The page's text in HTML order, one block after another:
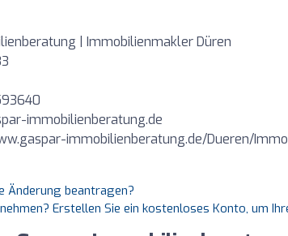
| Immobilienmakler Düren
immobilienberatung.de
immobilienberatung.de/Dueren/
Änderung beantragen?
Erstellen Sie ein kostenloses Konto, um